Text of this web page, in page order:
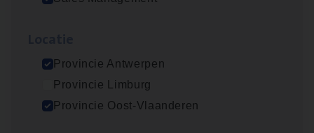
Provincie Antwerpen
Provincie Limburg
Provincie Oost-Vlaanderen
Insu­ran­ce Bro­ker Trans­port&